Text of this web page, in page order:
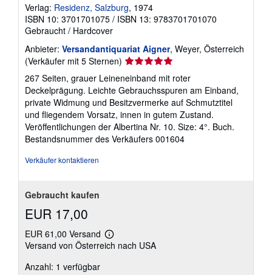
Verlag: Residenz, Salzburg, 1974
ISBN 10: 3701701075 / ISBN 13: 9783701701070
Gebraucht / Hardcover
Anbieter: Versandantiquariat Aigner, Weyer, Österreich
(Verkäufer mit 5 Sternen) Verkäuferbewertung
von
5
Sternen
267 Seiten, grauer Leineneinband mit roter
Deckelprägung. Leichte Gebrauchsspuren am Einband,
private Widmung und Besitzvermerke auf Schmutztitel
und fliegendem Vorsatz, innen in gutem Zustand.
Veröffentlichungen der Albertina Nr. 10. Size: 4°. Buch.
Bestandsnummer des Verkäufers 001604
Verkäufer kontaktieren
Gebraucht kaufen
EUR 17,00
EUR 61,00 Versand
Weitere
Informationen
Versand von Österreich nach USA
Anzahl: 1 verfügbar